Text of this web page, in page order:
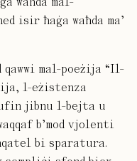
isir ħaġa waħda ma’
mal-poeżija “Il-
l-eżistenza
jibnu l-bejta u
b’mod vjolenti
bi sparatura.